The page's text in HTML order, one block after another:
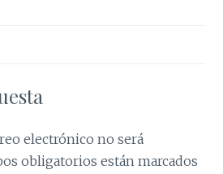
electrónico no será
obligatorios están marcados